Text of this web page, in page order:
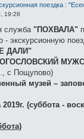
поездка :
19:28
служба "ПОХВАЛА"
- экскурсионную
ДАЛИ"
с Пощупово)
музей –
2019г. (суббота -